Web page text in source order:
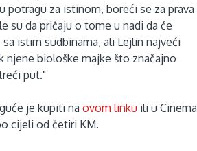
potragu za istinom, boreći se za prava
su da pričaju o tome u nadi da će
istim sudbinama, ali Lejlin najveći
njene biološke majke što značajno
put."
je kupiti na ovom linku ili u Cinema
cijeli od četiri KM.